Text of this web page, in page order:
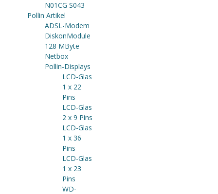
N01CG S043
Pollin Artikel
ADSL-Modem
DiskonModule
128 MByte
Netbox
Pollin-Displays
LCD-Glas
1 x 22
Pins
LCD-Glas
2 x 9 Pins
LCD-Glas
1 x 36
Pins
LCD-Glas
1 x 23
Pins
WD-